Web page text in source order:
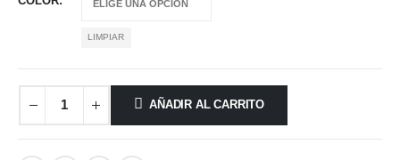
LIMPIAR
AÑADIR AL CARRITO